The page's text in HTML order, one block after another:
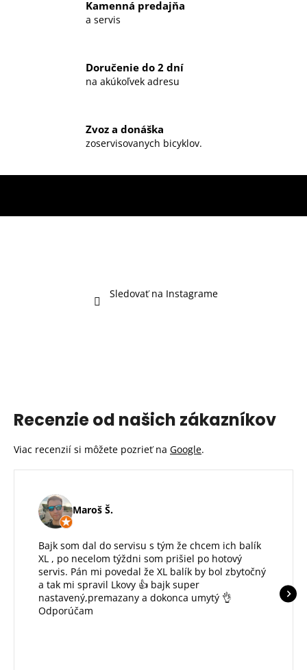
Kamenná predajňa
a servis
Doručenie do 2 dní
na akúkoľvek adresu
Zvoz a donáška
zoservisovanych bicyklov.
Sledovať na Instagrame
Recenzie od našich zákazníkov
Viac recenzií si môžete pozrieť na Google.
Maroš Š.
Bajk som dal do servisu s tým že chcem ich balík
XL , po necelom týždni som prišiel po hotový
servis. Pán mi povedal že XL balík by bol zbytočný
a tak mi spravil Lkovy 👍 bajk super
nastavený,premazany a dokonca umytý 👌
Odporúčam